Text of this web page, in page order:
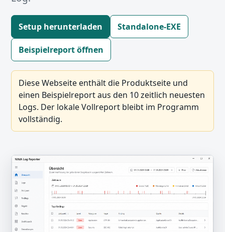
Setup herunterladen Standalone-EXE
Beispielreport öffnen
Diese Webseite enthält die Produktseite und
einen Beispielreport aus den 10 zeitlich neuesten
Logs. Der lokale Vollreport bleibt im Programm
vollständig.